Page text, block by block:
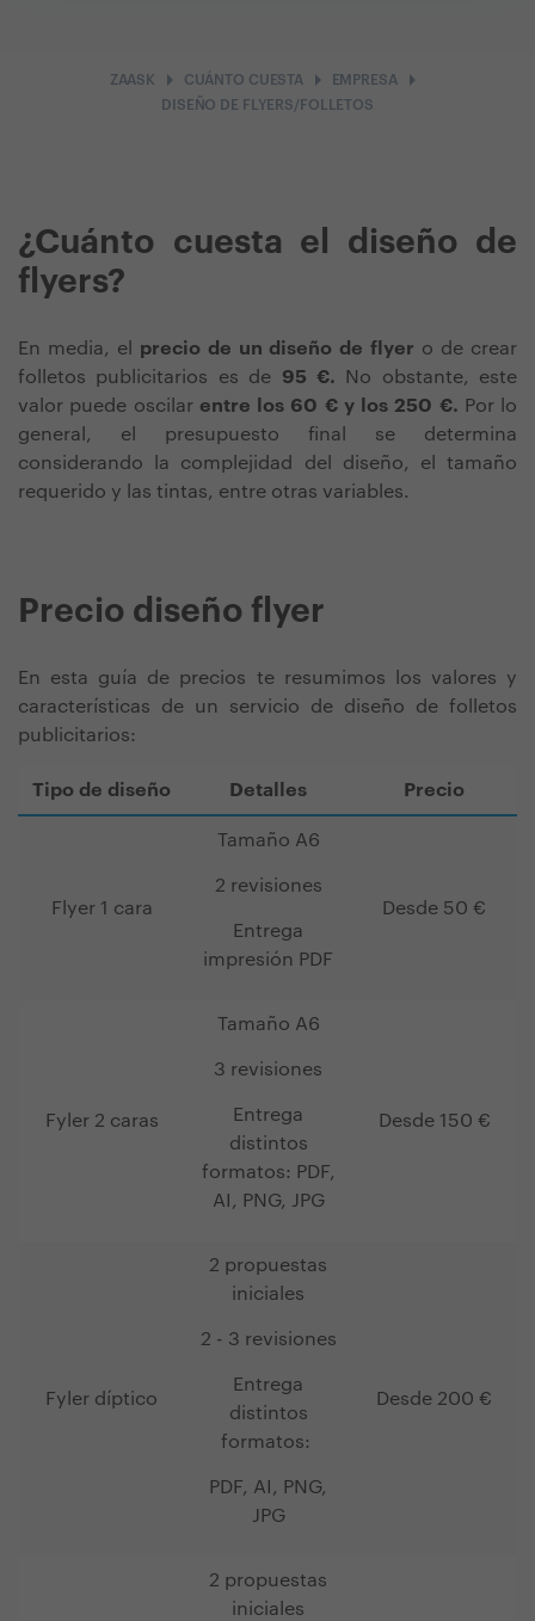
ZAASK arrow_right CUÁNTO CUESTA arrow_right EMPRESAarrow_right
DISEÑO DE FLYERS/FOLLETOS
¿Cuánto cuesta el diseño de
flyers?
En media, el precio de un diseño de flyer o de crear
folletos publicitarios es de 95 €. No obstante, este
valor puede oscilarentre los 60 € y los 250 €. Por lo
general, el presupuesto final se determina
considerando la complejidad del diseño, el tamaño
requerido y las tintas, entre otras variables.
Precio diseño flyer
En esta guía de precios te resumimos los valores y
características de un servicio de diseño de folletos
publicitarios:
Tipo de diseño Detalles Precio
Flyer 1 cara
Tamaño A6
2 revisiones
Entrega
impresión PDF
Desde 50 €
Fyler 2 caras
Tamaño A6
3 revisiones
Entrega
distintos
formatos: PDF,
AI, PNG, JPG
Desde 150 €
Fyler díptico
2 propuestas
iniciales
2 - 3 revisiones
Entrega
distintos
formatos:
PDF, AI, PNG,
JPG
Desde 200 €
2 propuestas
iniciales